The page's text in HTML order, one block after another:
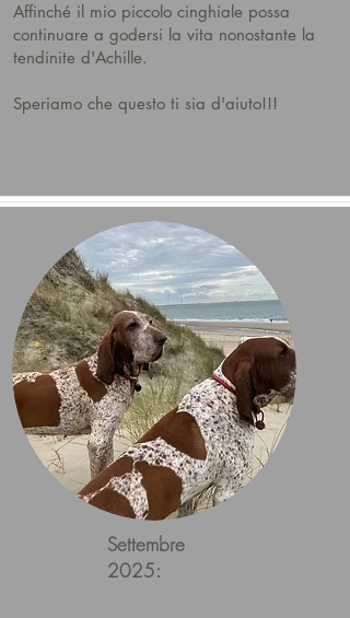
Affinché il mio piccolo cinghiale possa
continuare a godersi la vita nonostante la
tendinite d'Achille.
Speriamo che questo ti sia d'aiuto!!!
Settembre
2025: